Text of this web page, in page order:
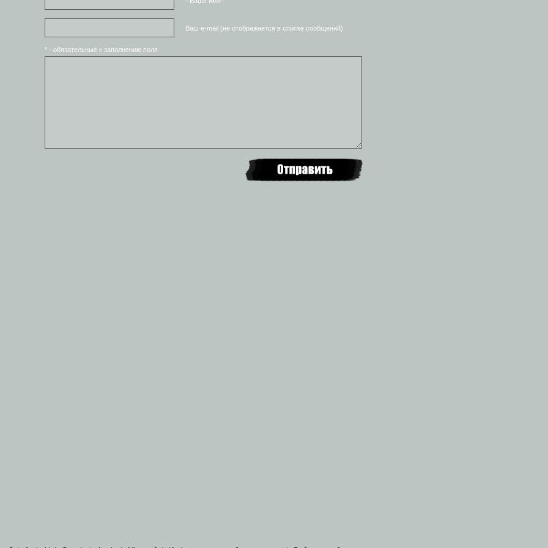
Ваш e-mail (не отображается в списке сообщений)
* - обязательные к заполнению поля